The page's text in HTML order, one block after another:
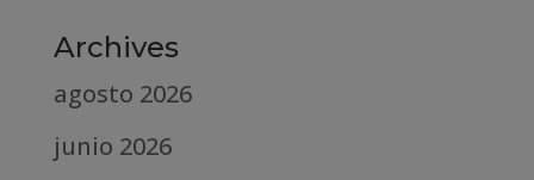
Archives
agosto 2026
junio 2026